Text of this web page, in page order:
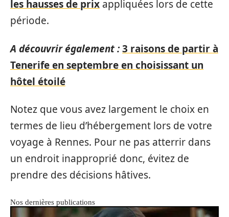
les hausses de prix appliquées lors de cette
période.
A découvrir également :3 raisons de partir à
Tenerife en septembre en choisissant un
hôtel étoilé
Notez que vous avez largement le choix en
termes de lieu d’hébergement lors de votre
voyage à Rennes. Pour ne pas atterrir dans
un endroit inapproprié donc, évitez de
prendre des décisions hâtives.
Nos dernières publications